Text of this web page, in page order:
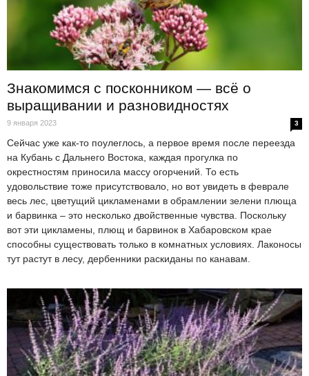
Знакомимся с посконником — всё о
выращивании и разновидностях
9 января 2023 3
Сейчас уже как-то поулеглось, а первое время после переезда
на Кубань с Дальнего Востока, каждая прогулка по
окрестностям приносила массу огорчений. То есть
удовольствие тоже присутствовало, но вот увидеть в феврале
весь лес, цветущий цикламенами в обрамлении зелени плюща
и барвинка – это несколько двойственные чувства. Поскольку
вот эти цикламены, плющ и барвинок в Хабаровском крае
способны существовать только в комнатных условиях. Лаконосы
тут растут в лесу, дербенники раскиданы по канавам.